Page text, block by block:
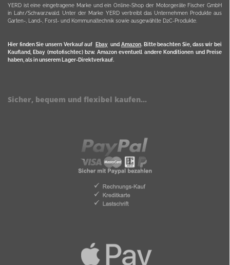
YERD ist eine eingetragene Marke und ein Online-Shop der Motorgeräte Fischer GmbH
in Lahr/Schwarzwald. Unter der Marke YERD vertreibt das Unternehmen Produkte aus
Garten-, Land-, Forst- und Kommunaltechnik sowie ausgewählte D2C-Produkte.
Hier finden Sie unsern Verkauf auf Ebayund Amazon. Bitte beachten Sie, dass wir bei
Kaufland, Ebay (motofischtec) bzw. Amazon eventuell andere Konditionen und Preise
haben, als in unserem Lager-Direktverkauf.
Sicher, bequem und flexibel kaufen...